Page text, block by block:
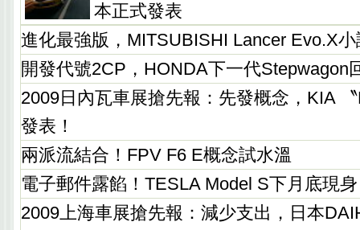
本正式發表
進化最強版，MITSUBISHI Lancer Evo.X小
開發代號2CP，HONDA下一代Stepwagon
2009日內瓦車展搶先報：先發概念，KIA
發表！
兩派流結合！FPV F6 E概念試水溫
電子郵件露餡！TESLA Model S下月底現身
2009上海車展搶先報：減少支出，日本